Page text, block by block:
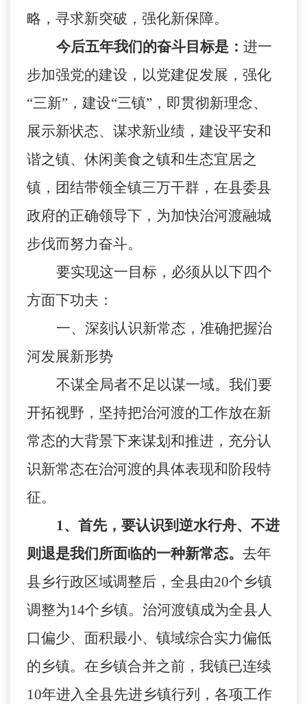
略，寻求新突破，强化新保障。
今后五年我们的奋斗目标是： 进一
步加强党的建设，以党建促发展，强化
“三新”，建设“三镇”，即贯彻新理念、
展示新状态、谋求新业绩，建设平安和
谐之镇、休闲美食之镇和生态宜居之
镇，团结带领全镇三万干群，在县委县
政府的正确领导下，为加快治河渡融城
步伐而努力奋斗。
要实现这一目标，必须从以下四个
方面下功夫：
一、深刻认识新常态，准确把握治
河发展新形势
不谋全局者不足以谋一域。我们要
开拓视野，坚持把治河渡的工作放在新
常态的大背景下来谋划和推进，充分认
识新常态在治河渡的具体表现和阶段特
征。
1、首先，要认识到逆水行舟、不进
则退是我们所面临的一种新常态。 去年
县乡行政区域调整后，全县由20个乡镇
调整为14个乡镇。治河渡镇成为全县人
口偏少、面积最小、镇域综合实力偏低
的乡镇。在乡镇合并之前，我镇已连续
10年进入全县先进乡镇行列，各项工作